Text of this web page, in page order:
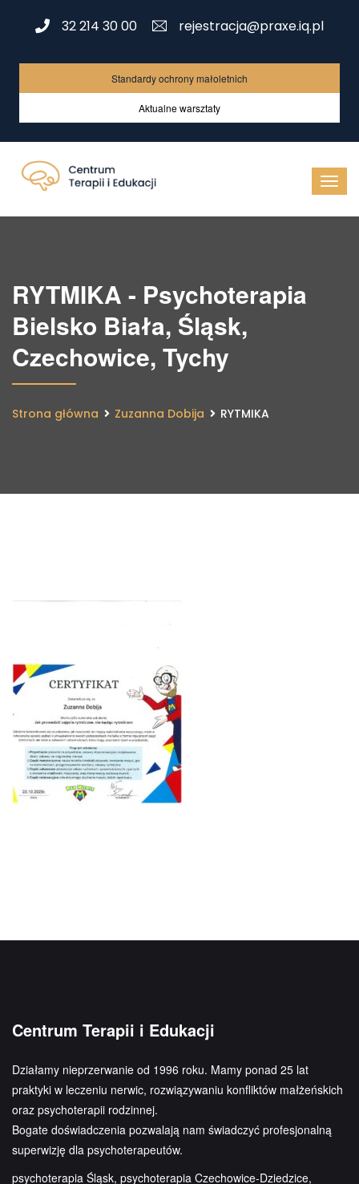
32 214 30 00 rejestracja@praxe.iq.pl
Standardy ochrony małoletnich
Aktualne warsztaty
RYTMIKA - Psychoterapia
Bielsko Biała, Śląsk,
Czechowice, Tychy
Strona główna Zuzanna Dobija RYTMIKA
Centrum Terapii i Edukacji
Działamy nieprzerwanie od 1996 roku. Mamy ponad 25 lat
praktyki w leczeniu nerwic, rozwiązywaniu konfliktów małżeńskich
oraz psychoterapii rodzinnej.
Bogate doświadczenia pozwalają nam świadczyć profesjonalną
superwizję dla psychoterapeutów.
psychoterapia Śląsk, psychoterapia Czechowice-Dziedzice,